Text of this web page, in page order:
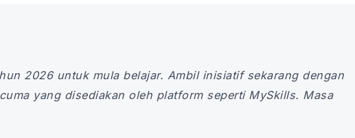
2026 untuk mula belajar. Ambil inisiatif sekarang dengan
yang disediakan oleh platform seperti MySkills. Masa